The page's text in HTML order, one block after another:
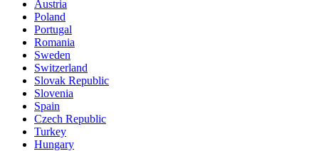
Austria
Poland
Portugal
Romania
Sweden
Switzerland
Slovak Republic
Slovenia
Spain
Czech Republic
Turkey
Hungary